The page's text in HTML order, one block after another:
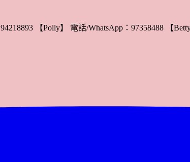
【Polly】 電話/WhatsApp：97358488 【